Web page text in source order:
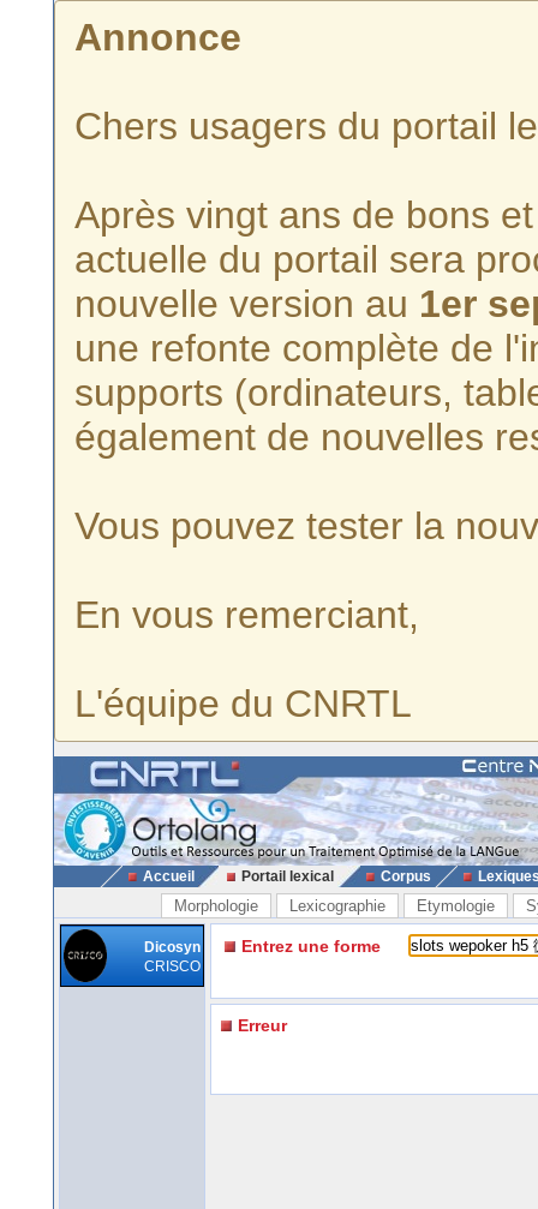
Annonce
Chers usagers du portail
Après vingt ans de bons
actuelle du portail sera
nouvelle version au 1er
une refonte complète de
supports (ordinateurs,
également de nouvelles
Vous pouvez tester la
En vous remerciant,
L'équipe du CNRTL
Accueil Portail lexical Corpus
Morphologie Lexicographie Etymologie
Dicosyn
CRISCO
Entrez une forme
Erreur